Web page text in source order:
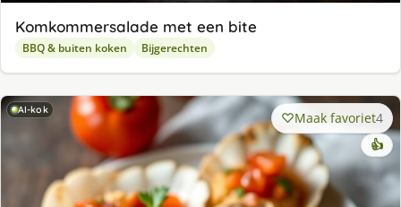
Komkommersalade met een bite
BBQ & buiten koken Bijgerechten
AI-kok Maak favoriet4
👍